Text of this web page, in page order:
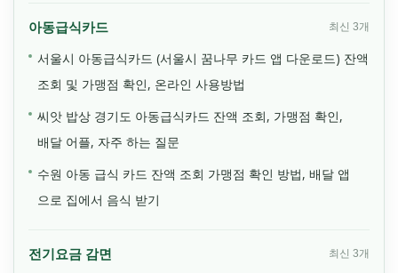
아동급식카드 최신 3개
서울시 아동급식카드 (서울시 꿈나무 카드 앱 다운로드) 잔액
조회 및 가맹점 확인, 온라인 사용방법
씨앗 밥상 경기도 아동급식카드 잔액 조회, 가맹점 확인,
배달 어플, 자주 하는 질문
수원 아동 급식 카드 잔액 조회 가맹점 확인 방법, 배달 앱
으로 집에서 음식 받기
전기요금 감면 최신 3개